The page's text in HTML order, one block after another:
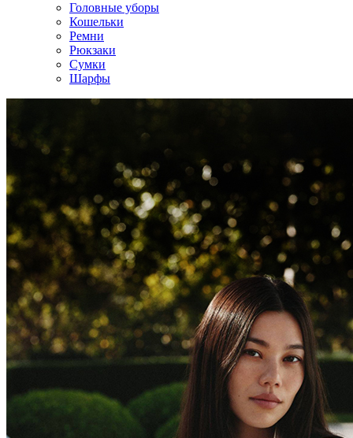
Головные уборы
Кошельки
Ремни
Рюкзаки
Сумки
Шарфы